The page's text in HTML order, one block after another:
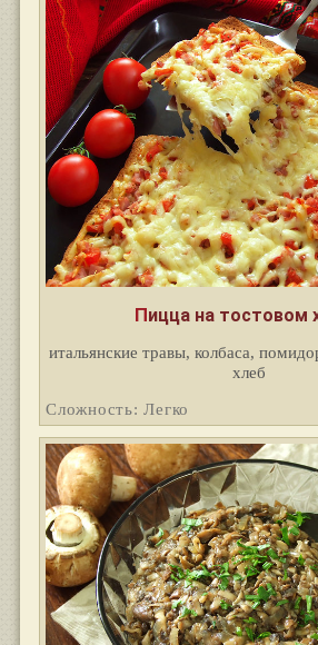
Пицца на тостовом
итальянские травы, колбаса,
хлеб
Сложность: Легко